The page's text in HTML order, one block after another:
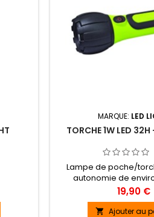
MARQUE: LED
TORCHE 1W LED
Lampe de poche/
autonomie de
Prix
19,90 €
 Ajouter au